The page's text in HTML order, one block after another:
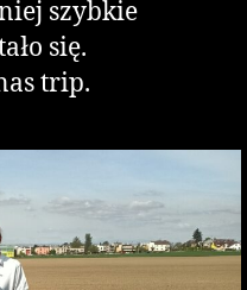
szybkie
się.
trip.